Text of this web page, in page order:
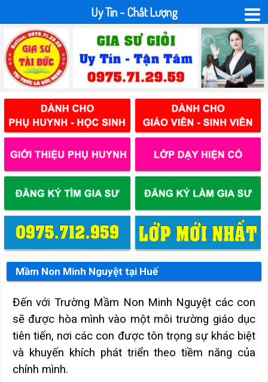
Mầm Non Minh Nguyệt tại Huế
Đến với Trường Mầm Non Minh Nguyệt các con
sẽ được hòa mình vào một môi trường giáo dục
tiên tiến, nơi các con được tôn trọng sự khác biệt
và khuyến khích phát triển theo tiềm năng của
chính mình.
Uy Tín - Chất Lượng